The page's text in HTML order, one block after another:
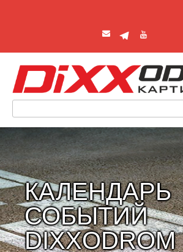
КАЛЕНДАРЬ
СОБЫТИЙ
DIXXODROM